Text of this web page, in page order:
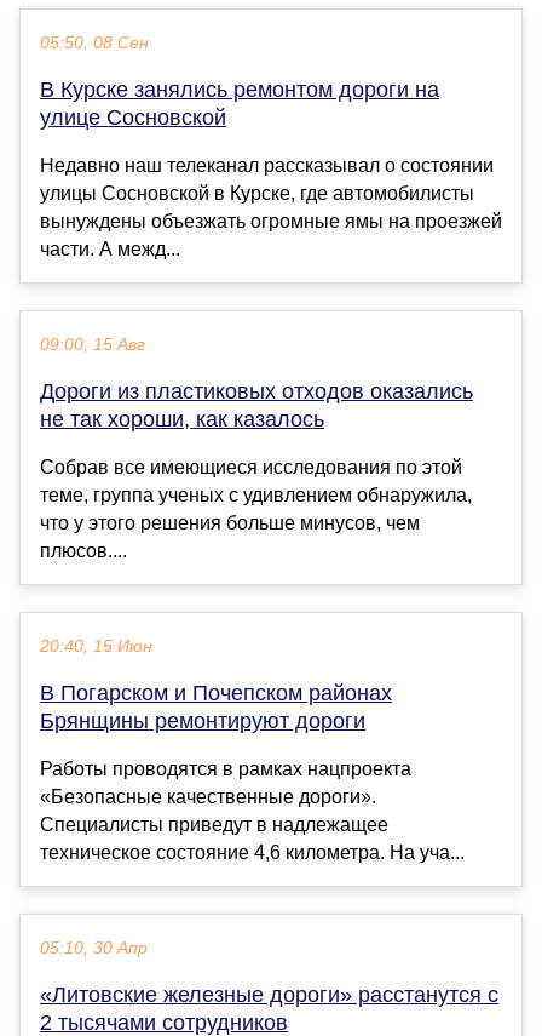
05:50, 08 Сен
В Курске занялись ремонтом дороги на
улице Сосновской
Недавно наш телеканал рассказывал о состоянии
улицы Сосновской в Курске, где автомобилисты
вынуждены объезжать огромные ямы на проезжей
части. А межд...
09:00, 15 Авг
Дороги из пластиковых отходов оказались
не так хороши, как казалось
Собрав все имеющиеся исследования по этой
теме, группа ученых с удивлением обнаружила,
что у этого решения больше минусов, чем
плюсов....
20:40, 15 Июн
В Погарском и Почепском районах
Брянщины ремонтируют дороги
Работы проводятся в рамках нацпроекта
«Безопасные качественные дороги».
Специалисты приведут в надлежащее
техническое состояние 4,6 километра. На уча...
05:10, 30 Апр
«Литовские железные дороги» расстанутся с
2 тысячами сотрудников